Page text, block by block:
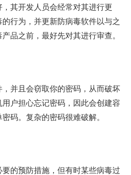
其开发人员会经常对其进行更
行为，并更新防病毒软件以与之
品之前，最好先对其进行审查。
并且会窃取你的密码，从而破坏
户担心忘记密码，因此会创建容
码。复杂的密码很难破解。
的预防措施，但有时某些病毒过